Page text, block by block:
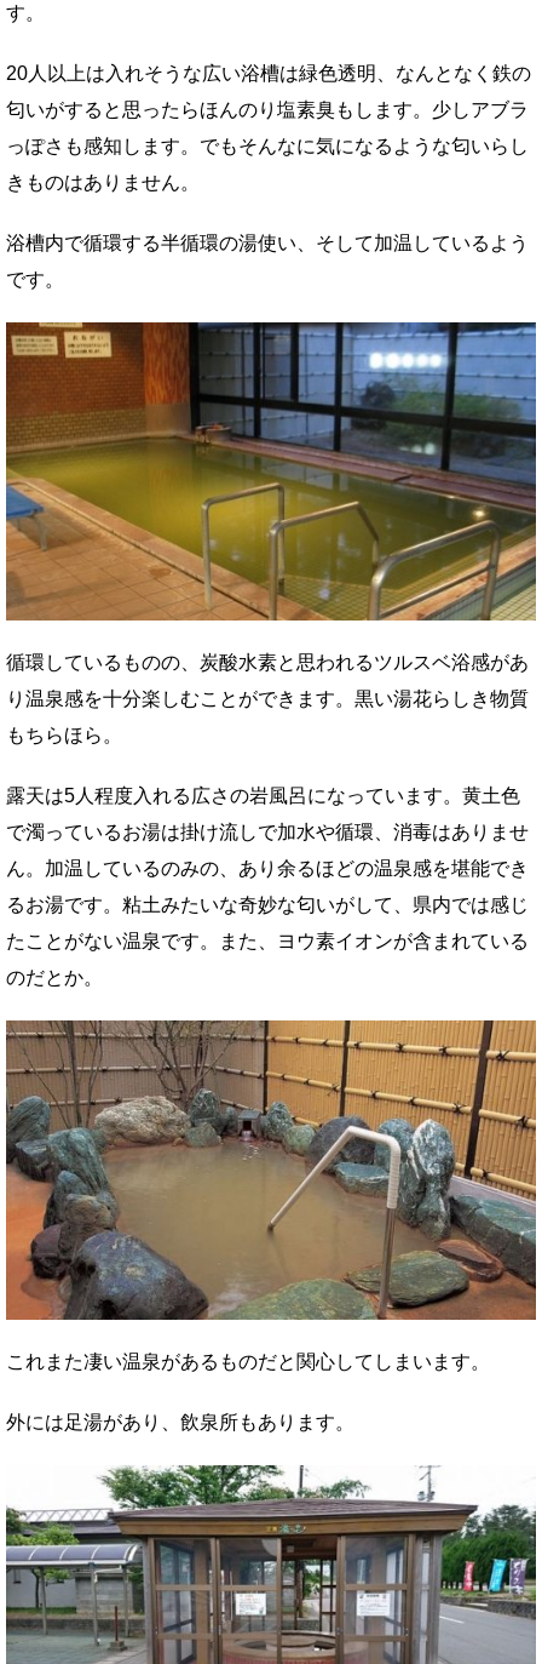
す。
20人以上は入れそうな広い浴槽は緑色透明、なんとなく鉄の
匂いがすると思ったらほんのり塩素臭もします。少しアブラ
っぽさも感知します。でもそんなに気になるような匂いらし
きものはありません。
浴槽内で循環する半循環の湯使い、そして加温しているよう
です。
循環しているものの、炭酸水素と思われるツルスベ浴感があ
り温泉感を十分楽しむことができます。黒い湯花らしき物質
もちらほら。
露天は5人程度入れる広さの岩風呂になっています。黄土色
で濁っているお湯は掛け流しで加水や循環、消毒はありませ
ん。加温しているのみの、あり余るほどの温泉感を堪能でき
るお湯です。粘土みたいな奇妙な匂いがして、県内では感じ
たことがない温泉です。また、ヨウ素イオンが含まれている
のだとか。
これまた凄い温泉があるものだと関心してしまいます。
外には足湯があり、飲泉所もあります。